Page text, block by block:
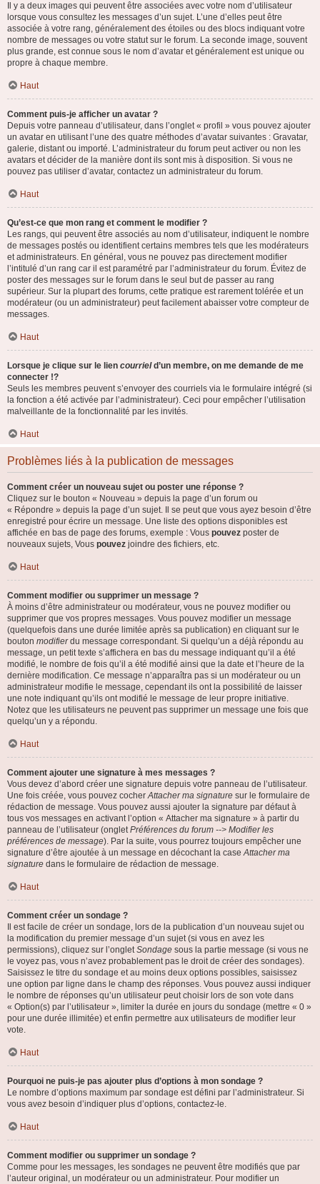
Il y a deux images qui peuvent être associées avec votre nom d’utilisateur
lorsque vous consultez les messages d’un sujet. L’une d’elles peut être
associée à votre rang, généralement des étoiles ou des blocs indiquant votre
nombre de messages ou votre statut sur le forum. La seconde image, souvent
plus grande, est connue sous le nom d’avatar et généralement est unique ou
propre à chaque membre.
Haut
Comment puis-je afficher un avatar ?
Depuis votre panneau d’utilisateur, dans l’onglet « profil » vous pouvez ajouter
un avatar en utilisant l’une des quatre méthodes d’avatar suivantes : Gravatar,
galerie, distant ou importé. L’administrateur du forum peut activer ou non les
avatars et décider de la manière dont ils sont mis à disposition. Si vous ne
pouvez pas utiliser d’avatar, contactez un administrateur du forum.
Haut
Qu’est-ce que mon rang et comment le modifier ?
Les rangs, qui peuvent être associés au nom d’utilisateur, indiquent le nombre
de messages postés ou identifient certains membres tels que les modérateurs
et administrateurs. En général, vous ne pouvez pas directement modifier
l’intitulé d’un rang car il est paramétré par l’administrateur du forum. Évitez de
poster des messages sur le forum dans le seul but de passer au rang
supérieur. Sur la plupart des forums, cette pratique est rarement tolérée et un
modérateur (ou un administrateur) peut facilement abaisser votre compteur de
messages.
Haut
Lorsque je clique sur le lien courrield’un membre, on me demande de me
connecter !?
Seuls les membres peuvent s’envoyer des courriels via le formulaire intégré (si
la fonction a été activée par l’administrateur). Ceci pour empêcher l’utilisation
malveillante de la fonctionnalité par les invités.
Haut
Problèmes liés à la publication de messages
Comment créer un nouveau sujet ou poster une réponse ?
Cliquez sur le bouton « Nouveau » depuis la page d’un forum ou
« Répondre » depuis la page d’un sujet. Il se peut que vous ayez besoin d’être
enregistré pour écrire un message. Une liste des options disponibles est
affichée en bas de page des forums, exemple : Vous pouvez poster de
nouveaux sujets, Vous pouvez joindre des fichiers, etc.
Haut
Comment modifier ou supprimer un message ?
À moins d’être administrateur ou modérateur, vous ne pouvez modifier ou
supprimer que vos propres messages. Vous pouvez modifier un message
(quelquefois dans une durée limitée après sa publication) en cliquant sur le
bouton modifierdu message correspondant. Si quelqu’un a déjà répondu au
message, un petit texte s’affichera en bas du message indiquant qu’il a été
modifié, le nombre de fois qu’il a été modifié ainsi que la date et l’heure de la
dernière modification. Ce message n’apparaîtra pas si un modérateur ou un
administrateur modifie le message, cependant ils ont la possibilité de laisser
une note indiquant qu’ils ont modifié le message de leur propre initiative.
Notez que les utilisateurs ne peuvent pas supprimer un message une fois que
quelqu’un y a répondu.
Haut
Comment ajouter une signature à mes messages ?
Vous devez d’abord créer une signature depuis votre panneau de l’utilisateur.
Une fois créée, vous pouvez cocherAttacher ma signature sur le formulaire de
rédaction de message. Vous pouvez aussi ajouter la signature par défaut à
tous vos messages en activant l’option « Attacher ma signature » à partir du
panneau de l’utilisateur (ongletPréférences du forum --> Modifier les
préférences de message). Par la suite, vous pourrez toujours empêcher une
signature d’être ajoutée à un message en décochant la caseAttacher ma
signature dans le formulaire de rédaction de message.
Haut
Comment créer un sondage ?
Il est facile de créer un sondage, lors de la publication d’un nouveau sujet ou
la modification du premier message d’un sujet (si vous en avez les
permissions), cliquez sur l’ongletSondage sous la partie message (si vous ne
le voyez pas, vous n’avez probablement pas le droit de créer des sondages).
Saisissez le titre du sondage et au moins deux options possibles, saisissez
une option par ligne dans le champ des réponses. Vous pouvez aussi indiquer
le nombre de réponses qu’un utilisateur peut choisir lors de son vote dans
« Option(s) par l’utilisateur », limiter la durée en jours du sondage (mettre « 0 »
pour une durée illimitée) et enfin permettre aux utilisateurs de modifier leur
vote.
Haut
Pourquoi ne puis-je pas ajouter plus d’options à mon sondage ?
Le nombre d’options maximum par sondage est défini par l’administrateur. Si
vous avez besoin d’indiquer plus d’options, contactez-le.
Haut
Comment modifier ou supprimer un sondage ?
Comme pour les messages, les sondages ne peuvent être modifiés que par
l’auteur original, un modérateur ou un administrateur. Pour modifier un